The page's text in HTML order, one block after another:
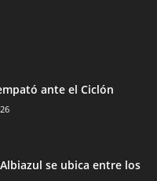
ante el Ciclón
Albiazul se ubica entre los